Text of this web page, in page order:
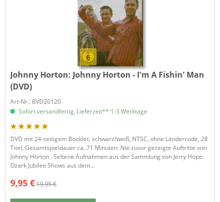
Johnny Horton: Johnny Horton - I'm A Fishin' Man
(DVD)
Art-Nr.: BVD20120
Sofort versandfertig, Lieferzeit** 1-3 Werktage
DVD mit 24-seitigem Booklet, schwarz/weiß, NTSC, ohne Ländercode, 28
Titel, Gesamtspieldauer ca. 71 Minuten. Nie zuvor gezeigte Auftritte von
Johnny Horton . Seltene Aufnahmen aus der Sammlung von Jerry Hope.
Ozark Jubilee Shows aus dem...
9,95 €19,95 €